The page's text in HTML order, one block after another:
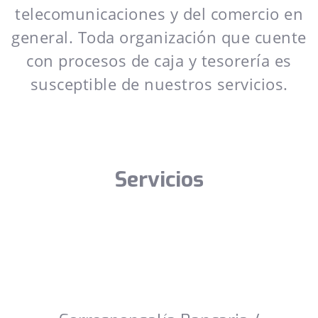
telecomunicaciones y del comercio en
general. Toda organización que cuente
con procesos de caja y tesorería es
susceptible de nuestros servicios.
Servicios